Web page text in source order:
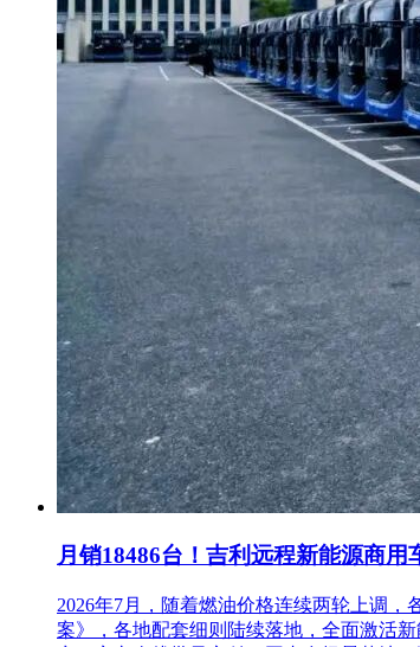
月销18486台！吉利远程新能源商用
2026年7月，随着燃油价格连续两轮上调
案》，各地配套细则陆续落地，全面激活